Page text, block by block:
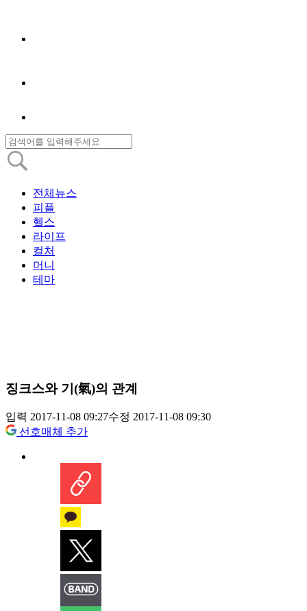
전체뉴스
피플
헬스
라이프
컬처
머니
테마
징크스와 기(氣)의 관계
입력 2017-11-08 09:27수정 2017-11-08 09:30
선호매체 추가